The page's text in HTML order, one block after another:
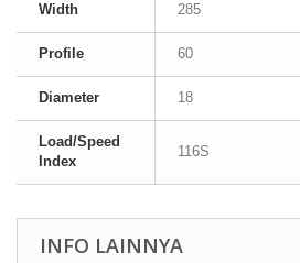
Width 285
Profile 60
Diameter 18
Load/Speed
Index
116S
INFO LAINNYA